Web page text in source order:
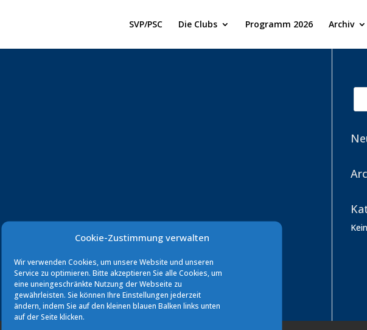
Cookie-Zustimmung verwalten
Wir verwenden Cookies, um unsere Website und unseren
Service zu optimieren. Bitte akzeptieren Sie alle Cookies, um
eine uneingeschränkte Nutzung der Webseite zu
gewährleisten. Sie können Ihre Einstellungen jederzeit
ändern, indem Sie auf den kleinen blauen Balken links unten
auf der Seite klicken.
SVP/PSC Die Clubs Programm 2026 Archiv